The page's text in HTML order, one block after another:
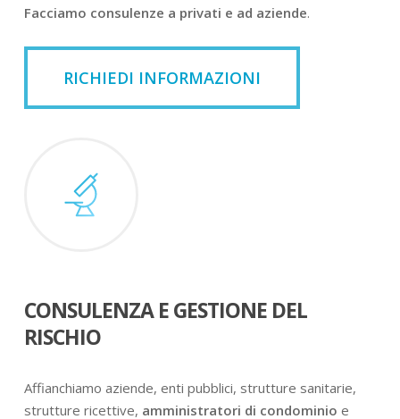
Facciamo consulenze a privati e ad aziende.
RICHIEDI INFORMAZIONI
CONSULENZA E GESTIONE DEL
RISCHIO
Affianchiamo aziende, enti pubblici, strutture sanitarie,
strutture ricettive, amministratori di condominio e